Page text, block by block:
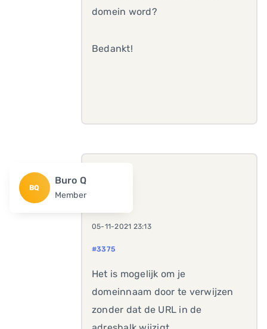
domein word?
Bedankt!
BQ
Buro Q
Member
05-11-2021 23:13
#3375
Het is mogelijk om je
domeinnaam door te verwijzen
zonder dat de URL in de